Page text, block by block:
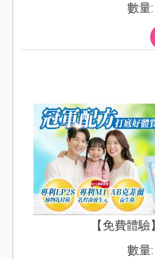
數量
【免費體
數量